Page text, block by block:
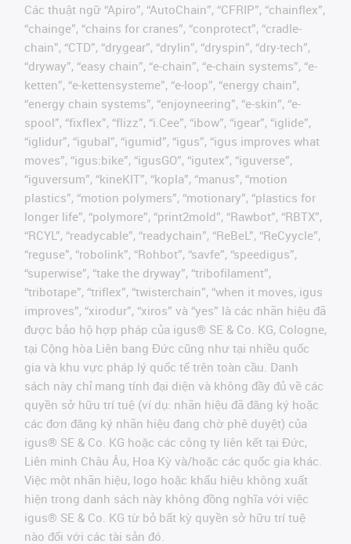
Các thuật ngữ “Apiro”, “AutoChain”, “CFRIP”, “chainflex”,
“chainge”, “chains for cranes”, “conprotect”, “cradle-
chain”, “CTD”, “drygear”, “drylin”, “dryspin”, “dry-tech”,
“dryway”, “easy chain”, “e-chain”, “e-chain systems”, “e-
ketten”, “e-kettensysteme”, “e-loop”, “energy chain”,
“energy chain systems”, “enjoyneering”, “e-skin”, “e-
spool”, “fixflex”, “flizz”, “i.Cee”, “ibow”, “igear”, “iglide”,
“iglidur”, “igubal”, “igumid”, “igus”, “igus improves what
moves”, “igus:bike”, “igusGO”, “igutex”, “iguverse”,
“iguversum”, “kineKIT”, “kopla”, “manus”, “motion
plastics”, “motion polymers”, “motionary”, “plastics for
longer life”, “polymore”, “print2mold”, “Rawbot”, “RBTX”,
“RCYL”, “readycable”, “readychain”, “ReBeL”, “ReCyycle”,
“reguse”, “robolink”, “Rohbot”, “savfe”, “speedigus”,
“superwise”, “take the dryway”, “tribofilament”,
“tribotape”, “triflex”, “twisterchain”, “when it moves, igus
improves”, “xirodur”, “xiros” và “yes” là các nhãn hiệu đã
được bảo hộ hợp pháp của igus® SE & Co. KG, Cologne,
tại Cộng hòa Liên bang Đức cũng như tại nhiều quốc
gia và khu vực pháp lý quốc tế trên toàn cầu. Danh
sách này chỉ mang tính đại diện và không đầy đủ về các
quyền sở hữu trí tuệ (ví dụ: nhãn hiệu đã đăng ký hoặc
các đơn đăng ký nhãn hiệu đang chờ phê duyệt) của
igus® SE & Co. KG hoặc các công ty liên kết tại Đức,
Liên minh Châu Âu, Hoa Kỳ và/hoặc các quốc gia khác.
Việc một nhãn hiệu, logo hoặc khẩu hiệu không xuất
hiện trong danh sách này không đồng nghĩa với việc
igus® SE & Co. KG từ bỏ bất kỳ quyền sở hữu trí tuệ
nào đối với các tài sản đó.